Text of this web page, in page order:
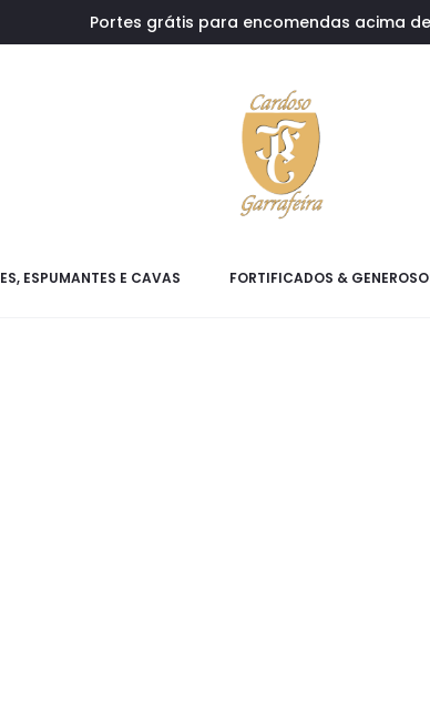
Portes grátis para encomendas acima
ESPUMANTES E CAVAS FORTIFICADOS &